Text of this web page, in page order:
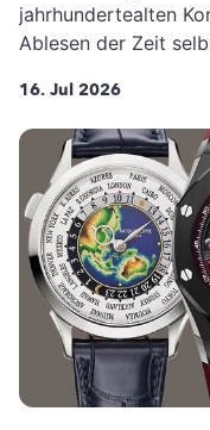
jahrhundertealten
Ablesen der Zeit
16. Jul 2026